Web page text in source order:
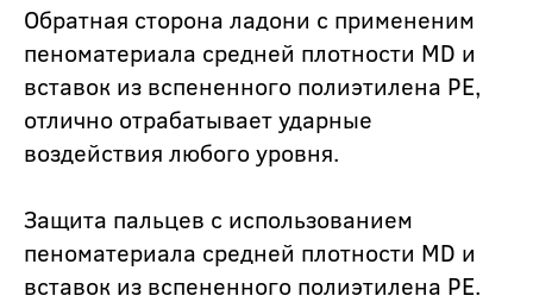
Обратная сторона ладони с примененим
пеноматериала средней плотности MD и
вставок из вспененного полиэтилена PE,
отлично отрабатывает ударные
воздействия любого уровня.
Защита пальцев с использованием
пеноматериала средней плотности MD и
вставок из вспененного полиэтилена PE.